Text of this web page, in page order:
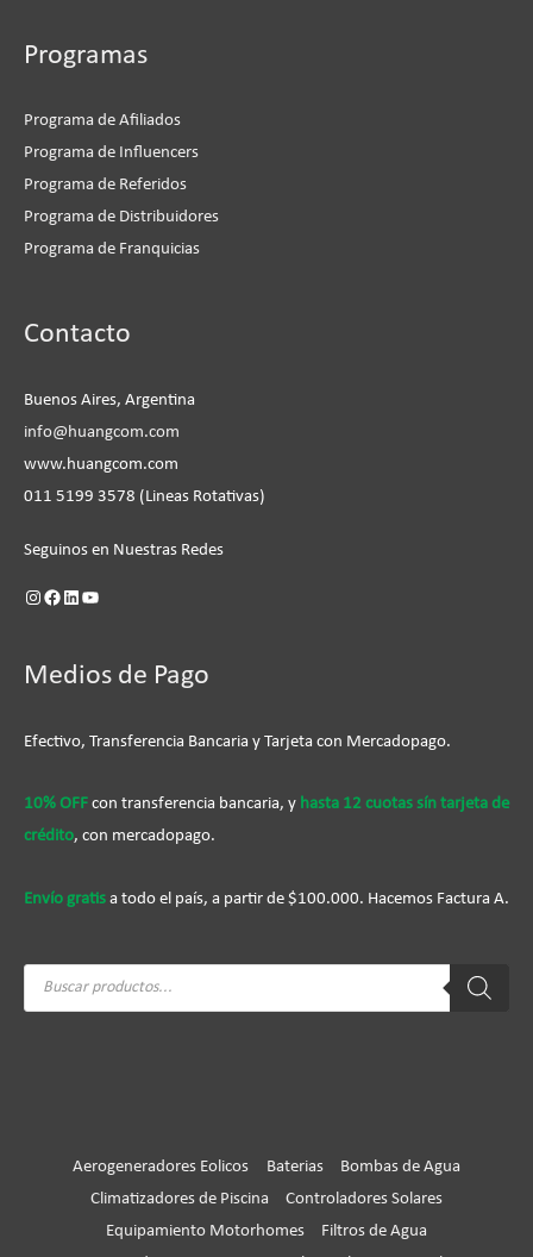
Programas
Programa de Afiliados
Programa de Influencers
Programa de Referidos
Programa de Distribuidores
Programa de Franquicias
Contacto
Buenos Aires, Argentina
info@huangcom.com
www.huangcom.com
011 5199 3578 (Lineas Rotativas)
Seguinos en Nuestras Redes
Medios de Pago
Efectivo, Transferencia Bancaria y Tarjeta con Mercadopago.
10% OFF con transferencia bancaria, y hasta 12 cuotas sín tarjeta de
crédito, con mercadopago.
Envío gratis a todo el país, a partir de $100.000. Hacemos Factura A.
Búsqueda
Aerogeneradores Eolicos Baterias
Bombas de Agua
Climatizadores de Piscina
Controladores Solares
Equipamiento Motorhomes
Filtros de Agua